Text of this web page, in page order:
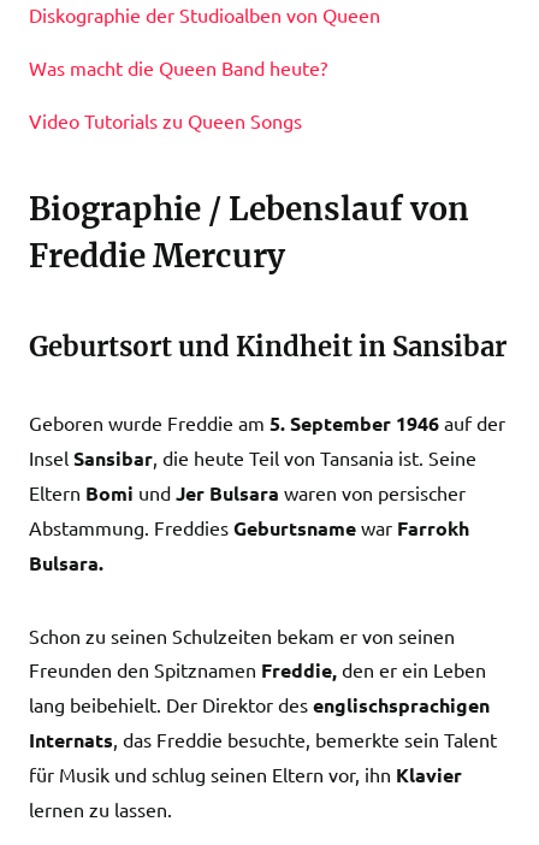
Diskographie der Studioalben von Queen
Was macht die Queen Band heute?
Video Tutorials zu Queen Songs
Biographie / Lebenslauf von
Freddie Mercury
Geburtsort und Kindheit in Sansibar
Geboren wurde Freddie am 5. September 1946 auf der
Insel Sansibar, die heute Teil von Tansania ist. Seine
Eltern Bomi und Jer Bulsara waren von persischer
Abstammung. Freddies Geburtsname war Farrokh
Bulsara.
Schon zu seinen Schulzeiten bekam er von seinen
Freunden den Spitznamen Freddie, den er ein Leben
lang beibehielt. Der Direktor des englischsprachigen
Internats, das Freddie besuchte, bemerkte sein Talent
für Musik und schlug seinen Eltern vor, ihn Klavier
lernen zu lassen.